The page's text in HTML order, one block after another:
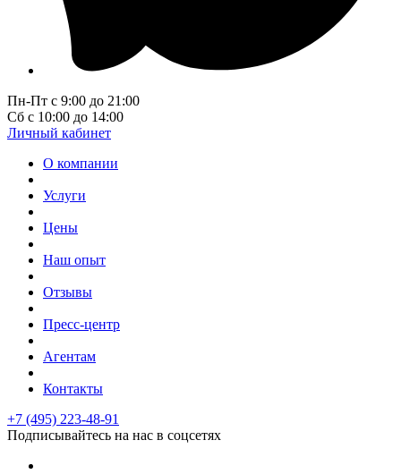
Пн-Пт с 9:00 до 21:00
Сб с 10:00 до 14:00
Личный кабинет
О компании
Услуги
Цены
Наш опыт
Отзывы
Пресс-центр
Агентам
Контакты
+7 (495) 223-48-91
Подписывайтесь на нас в соцсетях